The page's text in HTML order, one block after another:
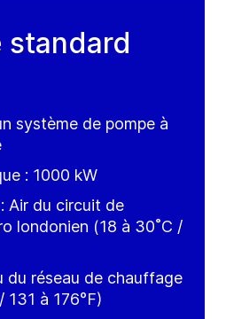
standard
système de pompe à
: 1000 kW
Air du circuit de
londonien (18 à 30˚C /
du réseau de chauffage
131 à 176°F)